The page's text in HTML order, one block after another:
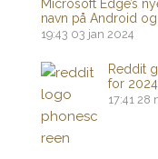
Microsoft Edge’s
navn på Android og
19:43 03 jan 2024
Reddit
for 2024
17:41 28